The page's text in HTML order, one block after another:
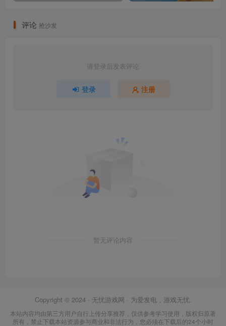
评论 抢沙发
请登录后发表评论
登录 注册
暂无评论内容
Copyright © 2024 · 无忧游戏网 · 为爱发电，游戏无忧.
本站内容均由第三方用户自行上传分享推荐，仅供参考学习使用，版权归原著
所有，禁止下载本站资源参与商业和非法行为，您必须在下载后的24个小时